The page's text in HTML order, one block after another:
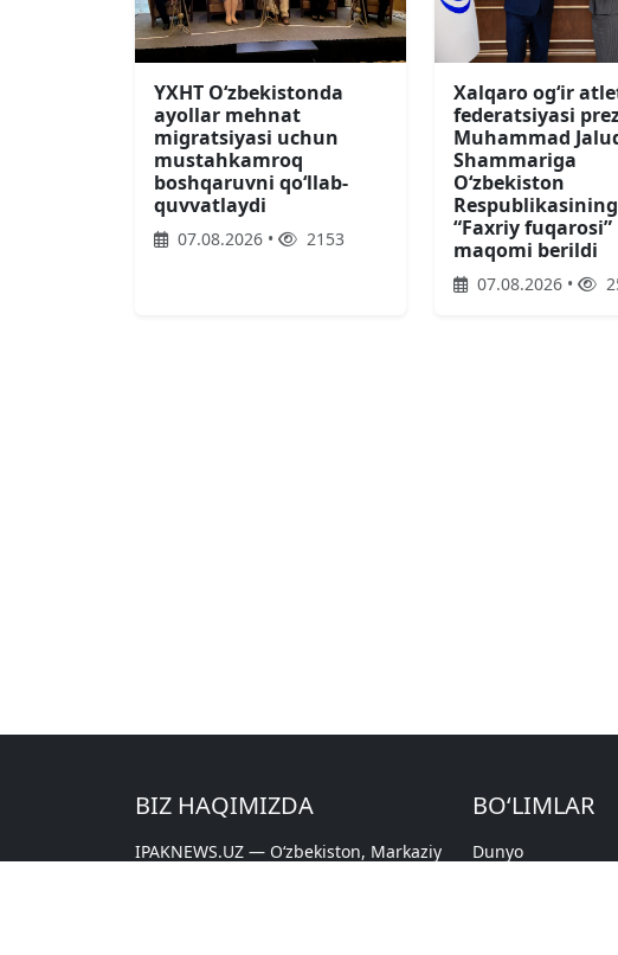
YXHT O‘zbekistonda
ayollar mehnat
migratsiyasi uchun
mustahkamroq
boshqaruvni qo‘llab-
quvvatlaydi
07.08.2026 • 2153
Xalqaro ogʻir
federatsiyasi
Muhammad
Shammariga
Oʻzbekiston
Respublikasining
“Faxriy fuqarosi”
maqomi berildi
07.08.2026 •
BIZ HAQIMIZDA
IPAKNEWS.UZ — Oʻzbekiston, Markaziy
BO‘LIMLAR
Dunyo